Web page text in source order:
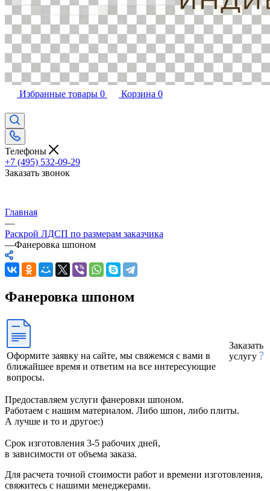
Избранные товары 0 Корзина 0
Телефоны
+7 (495) 532-09-29
Заказать звонок
Главная
—
Раскрой ЛДСП по размерам заказчика
—Фанеровка шпоном
Фанеровка шпоном
Оформите заявку на сайте, мы свяжемся с вами в
ближайшее время и ответим на все интересующие
вопросы.
Заказать
услугу
Предоставляем услуги фанеровки шпоном.
Работаем с нашим материалом. Либо шпон, либо плиты.
А лучше и то и другое:)
Срок изготовления 3-5 рабочих дней,
в зависимости от объема заказа.
Для расчета точной стоимости работ и времени изготовления,
свяжитесь с нашими менеджерами.